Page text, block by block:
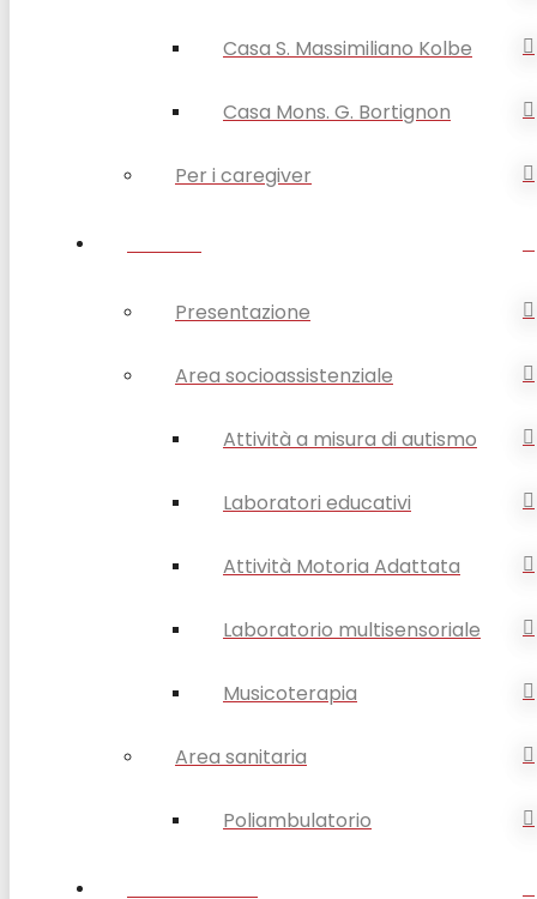
Casa S. Massimiliano Kolbe
Casa Mons. G. Bortignon
Per i caregiver
Presentazione
Area socioassistenziale
Attività a misura di autismo
Laboratori educativi
Attività Motoria Adattata
Laboratorio multisensoriale
Musicoterapia
Area sanitaria
Poliambulatorio